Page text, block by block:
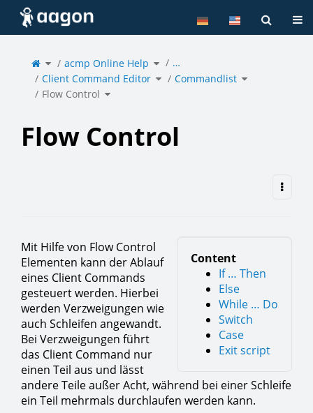
Home
Toggle
the
parent
tree
of
Flow
Control.
acmp Online Help Toggle
the
hierarchy
tree
under
acmp
Online
Help.
…
Client Command Editor Toggle
the
hierarchy
tree
Commandlist Toggle
the
hierarchy
tree
Flow Control Toggle
the
hierarchy
tree
Flow Control
Content
If … Then
Else
While … Do
Switch
Case
Exit script
Mit Hilfe von Flow Control
Elementen kann der Ablauf
eines Client Commands
gesteuert werden. Hierbei
werden Verzweigungen wie
auch Schleifen angewandt.
Bei Verzweigungen führt
das Client Command nur
einen Teil aus und lässt
andere Teile außer Acht, während bei einer Schleife
ein Teil mehrmals durchlaufen werden kann.